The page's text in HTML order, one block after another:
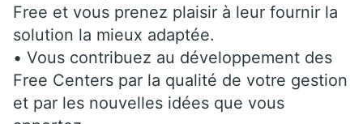
Free et vous prenez plaisir à leur fournir la
solution la mieux adaptée.
• Vous contribuez au développement des
Free Centers par la qualité de votre gestion
et par les nouvelles idées que vous